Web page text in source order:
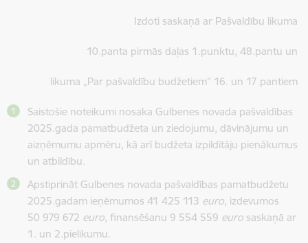
Izdoti saskaņā ar Pašvaldību likuma
10.panta pirmās daļas 1.punktu, 48.pantu un
likuma „Par pašvaldību budžetiem” 16. un 17.pantiem
Saistošie noteikumi nosaka Gulbenes novada pašvaldības
2025.gada pamatbudžeta un ziedojumu, dāvinājumu un
aizņēmumu apmēru, kā arī budžeta izpildītāju pienākumus
un atbildību.
Apstiprināt Gulbenes novada pašvaldības pamatbudžetu
2025.gadam ieņēmumos 41 425 113 euro, izdevumos
50 979 672 euro, finansēšanu 9 554 559 euro saskaņā ar
1. un 2.pielikumu.